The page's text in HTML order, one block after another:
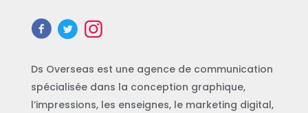
Ds Overseas est une agence de communication
spécialisée dans la conception graphique,
l’impressions, les enseignes, le marketing digital,